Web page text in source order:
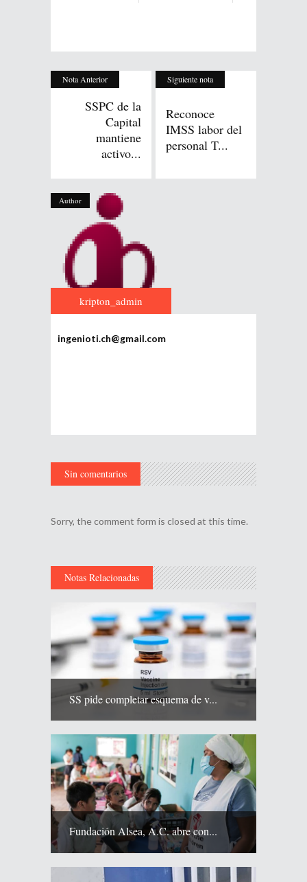
Nota Anterior
SSPC de la
Capital
mantiene
activo...
Siguiente nota
Reconoce
IMSS labor del
personal T...
Author
kripton_admin
ingenioti.ch@gmail.com
Sin comentarios
Sorry, the comment form is closed at this time.
Notas Relacionadas
SS pide completar esquema de v...
Fundación Alsea, A.C. abre con...